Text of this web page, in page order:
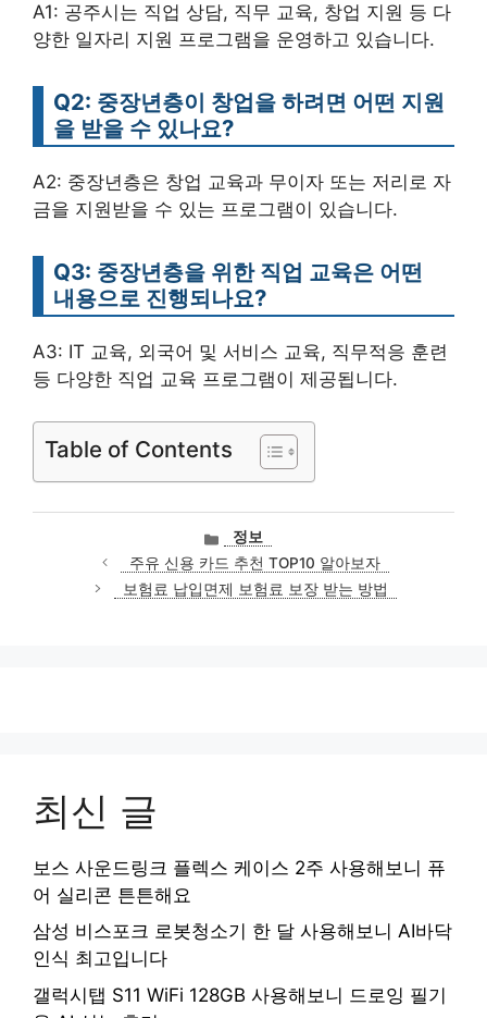
A1: 공주시는 직업 상담, 직무 교육, 창업 지원 등 다
양한 일자리 지원 프로그램을 운영하고 있습니다.
Q2: 중장년층이 창업을 하려면 어떤 지원
을 받을 수 있나요?
A2: 중장년층은 창업 교육과 무이자 또는 저리로 자
금을 지원받을 수 있는 프로그램이 있습니다.
Q3: 중장년층을 위한 직업 교육은 어떤
내용으로 진행되나요?
A3: IT 교육, 외국어 및 서비스 교육, 직무적응 훈련
등 다양한 직업 교육 프로그램이 제공됩니다.
Table of Contents
카
테
고
리
정보
주유 신용 카드 추천 TOP10 알아보자
보험료 납입면제 보험료 보장 받는 방법
최신 글
보스 사운드링크 플렉스 케이스 2주 사용해보니 퓨
어 실리콘 튼튼해요
삼성 비스포크 로봇청소기 한 달 사용해보니 AI바닥
인식 최고입니다
갤럭시탭 S11 WiFi 128GB 사용해보니 드로잉 필기